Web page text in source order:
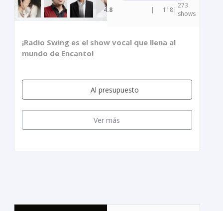
4.8 | 118| 273
shows
¡Radio Swing es el show vocal que llena al
mundo de Encanto!
Al presupuesto
Ver más